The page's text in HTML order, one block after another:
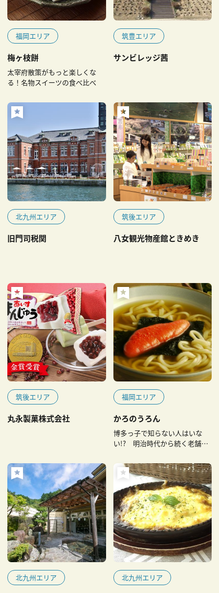
福岡エリア
梅ヶ枝餅
太宰府散策がもっと楽しくな
る！名物スイーツの食べ比べ
筑豊エリア
サンビレッジ茜
北九州エリア
旧門司税関
筑後エリア
八女観光物産館ときめき
筑後エリア
丸永製菓株式会社
福岡エリア
かろのうろん
博多っ子で知らない人はいな
い!? 明治時代から続く老舗う
北九州エリア 北九州エリア